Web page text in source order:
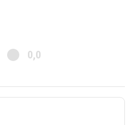
0,0